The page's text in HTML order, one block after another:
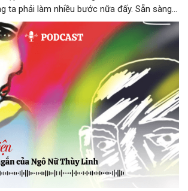
ta phải làm nhiều bước nữa đấy. Sẵn sàng
Minh cầm tập bài viết đưa lại cho Thy. Cô
Đây là lần thứ ba, loạt bài phóng sự của mình
lên để trả lại...